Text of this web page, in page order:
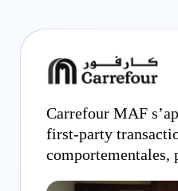
Carrefour MAF
first-party
comportementales,